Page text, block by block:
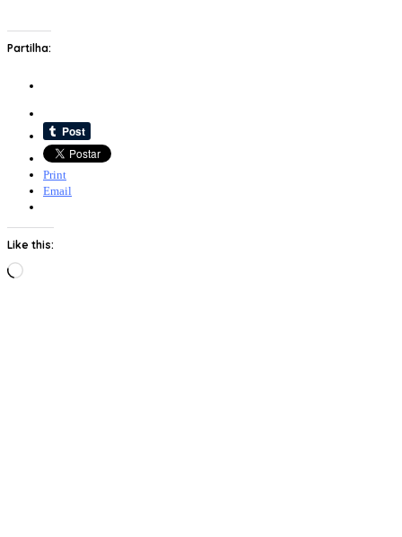
Partilha:
Print
Email
Like this:
Loading…